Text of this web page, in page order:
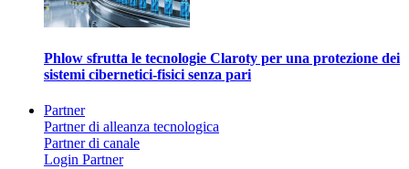
Phlow sfrutta le tecnologie Claroty per una protezione dei
sistemi cibernetici-fisici senza pari
Partner
Partner di alleanza tecnologica
Partner di canale
Login Partner